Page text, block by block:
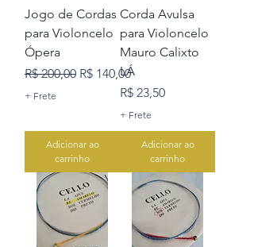
Jogo de Cordas
para Violoncelo
Ópera
Preço normal
R$ 200,00 Preço promocional
R$ 140,00
+ Frete
Adicionar ao
carrinho
Corda Avulsa
para Violoncelo
Mauro Calixto
LÁ
Preço
R$ 23,50
+ Frete
Adicionar ao
carrinho